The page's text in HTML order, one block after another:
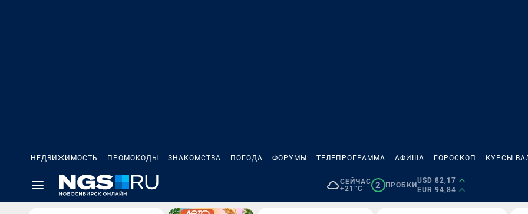
НЕДВИЖИМОСТЬ ПРОМОКОДЫ ЗНАКОМСТВА ПОГОДА ФОРУМЫ ТЕЛЕПРОГРАММА АФИША ГОРОСКОП КУРСЫ
СЕЙЧАС
+21°C
2 ПРОБКИ
USD 82,17
EUR 94,84